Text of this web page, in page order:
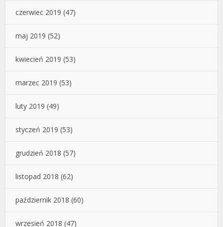
czerwiec 2019 (47)
maj 2019 (52)
kwiecień 2019 (53)
marzec 2019 (53)
luty 2019 (49)
styczeń 2019 (53)
grudzień 2018 (57)
listopad 2018 (62)
październik 2018 (60)
wrzesień 2018 (47)